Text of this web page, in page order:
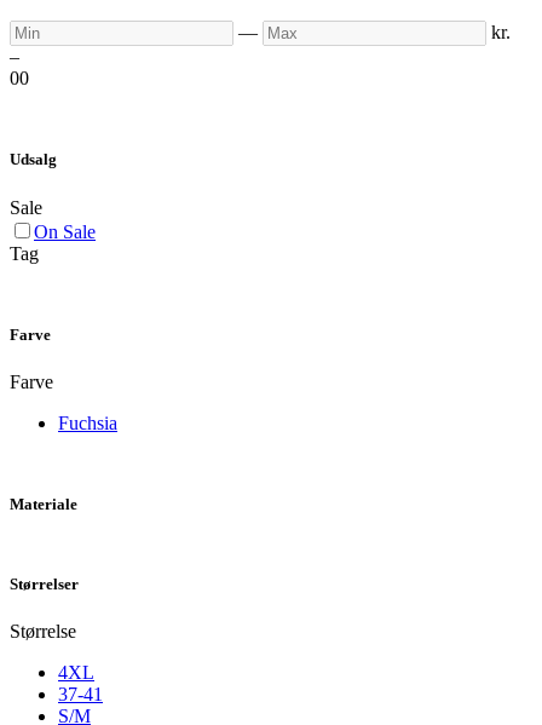
Min — Max
kr.
–
00
Udsalg
Sale
On Sale
Tag
Farve
Farve
Fuchsia
Materiale
Størrelser
Størrelse
4XL
37-41
S/M